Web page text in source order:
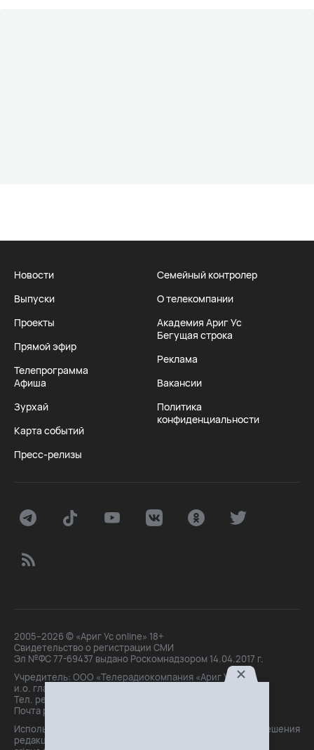
Новости
Выпуски
Проекты
Прямой эфир
Телепрограмма
Афиша
Зурхай
Карта событий
Пресс-релизы
Семейный контролер
О телекомпании
Академия Ариг Ус
Бегущая строка
Реклама
Вакансии
Политика
конфиденциальности
2005–2026 © «Ариг Ус online» 18+
Свидетельство о регистрации СМИ
Эл №ФС 77-69437 выдано Роскомнадзором 14.04.2017 г.
Учредитель: ООО «Телерадиокомпания «Ариг Ус»,
и.о. главного редактора: Маханова О.Б.
Тел. peдakции: +7(3012)21-30-14,
Почта peдakции: editor@arigus.tv
Использование материалов только с письменного разрешения
редакции. При цитировании прямая активная ссылка на